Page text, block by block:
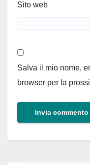
Sito web
Salva il mio nome,
browser per la